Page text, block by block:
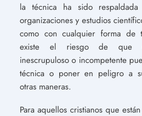
la técnica ha sido respaldada
organizaciones y estudios
como con cualquier forma de
existe el riesgo de que
inescrupuloso o incompetente
técnica o poner en peligro a
otras maneras.
Para aquellos cristianos que